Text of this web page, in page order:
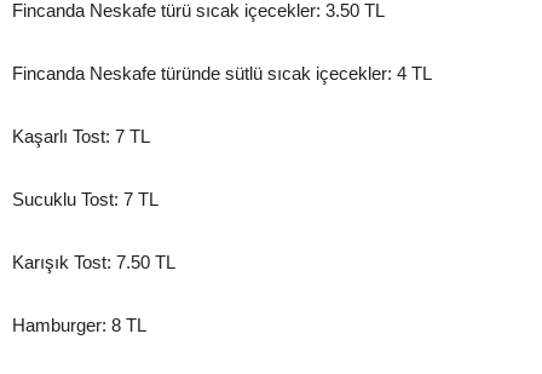
Fincanda Neskafe türü sıcak içecekler: 3.50 TL
Fincanda Neskafe türünde sütlü sıcak içecekler: 4 TL
Kaşarlı Tost: 7 TL
Sucuklu Tost: 7 TL
Karışık Tost: 7.50 TL
Hamburger: 8 TL